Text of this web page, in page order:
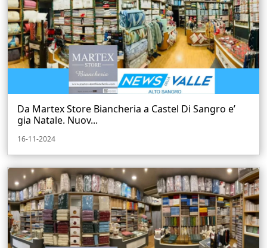
Da Martex Store Biancheria a Castel Di Sangro e’
gia Natale. Nuov...
16-11-2024